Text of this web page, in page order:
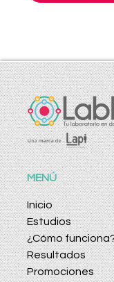
MENÚ
Inicio
Estudios
¿Cómo
Resultados
Promociones